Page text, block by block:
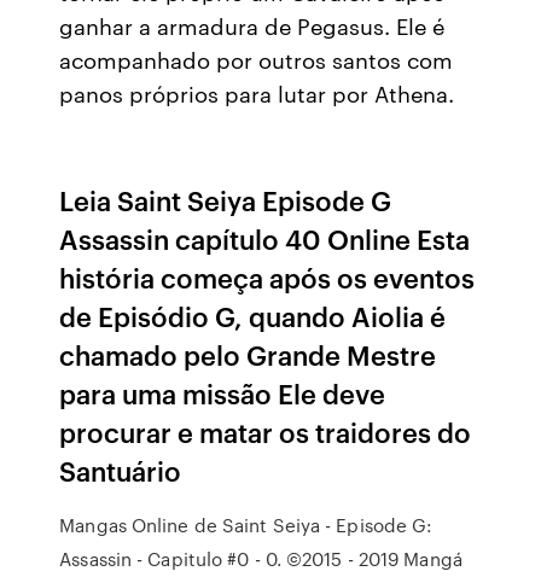
ganhar a armadura de Pegasus. Ele é
acompanhado por outros santos com
panos próprios para lutar por Athena.
Leia Saint Seiya Episode G
Assassin capítulo 40 Online Esta
história começa após os eventos
de Episódio G, quando Aiolia é
chamado pelo Grande Mestre
para uma missão Ele deve
procurar e matar os traidores do
Santuário
Mangas Online de Saint Seiya - Episode G:
Assassin - Capitulo #0 - 0. ©2015 - 2019 Mangá